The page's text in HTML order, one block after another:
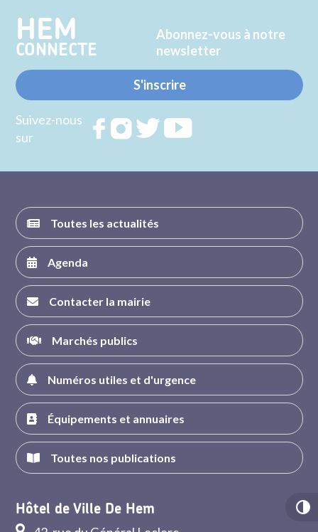
HEM
CONNECTE
Abonnez-vous à notre
newsletter
S'inscrire
Suivez-nous
sur
RejoignezRejoignezRejoignez
Toutes les actualités
Agenda
Contacter la mairie
Marchés publics
Numéros utiles et d'urgence
Équipements et annuaires
Toutes nos publications
Hôtel de Ville De Hem